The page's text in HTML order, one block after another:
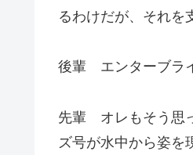
るわけだが、それを
後輩 エンターブラ
先輩 オレもそう思
ズ号が水中から姿を